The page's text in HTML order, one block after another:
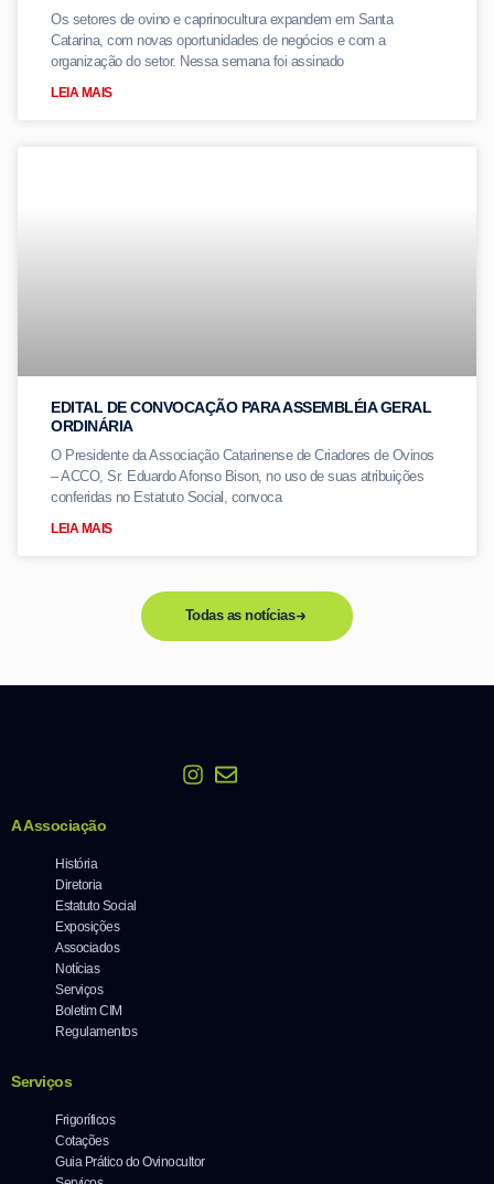
Os setores de ovino e caprinocultura expandem em Santa
Catarina, com novas oportunidades de negócios e com a
organização do setor. Nessa semana foi assinado
LEIA MAIS
EDITAL DE CONVOCAÇÃO PARA ASSEMBLÉIA GERAL
ORDINÁRIA
O Presidente da Associação Catarinense de Criadores de Ovinos
– ACCO, Sr. Eduardo Afonso Bison, no uso de suas atribuições
conferidas no Estatuto Social, convoca
LEIA MAIS
Todas as notícias
A Associação
História
Diretoria
Estatuto Social
Exposições
Associados
Notícias
Serviços
Boletim CIM
Regulamentos
Serviços
Frigoríficos
Cotações
Guia Prático do Ovinocultor